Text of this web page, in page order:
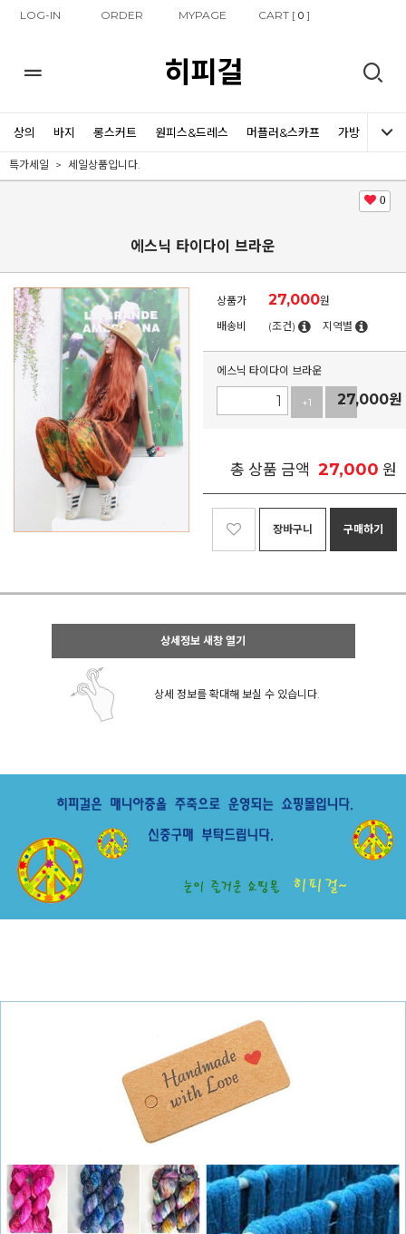
LOG-IN ORDER MYPAGE CART [0 ]
히피걸
상의 바지 롱스커트 원피스&드레스 머플러&스카프 가방 신발
특가세일 세일상품입니다.
0
에스닉 타이다이 브라운
상품가 27,000원
배송비
(조건) 지역별
에스닉 타이다이 브라운
+1 -1
27,000원
총 상품 금액 27,000 원
장바구니 구매하기
상세정보 새창 열기
상세 정보를 확대해 보실 수 있습니다.